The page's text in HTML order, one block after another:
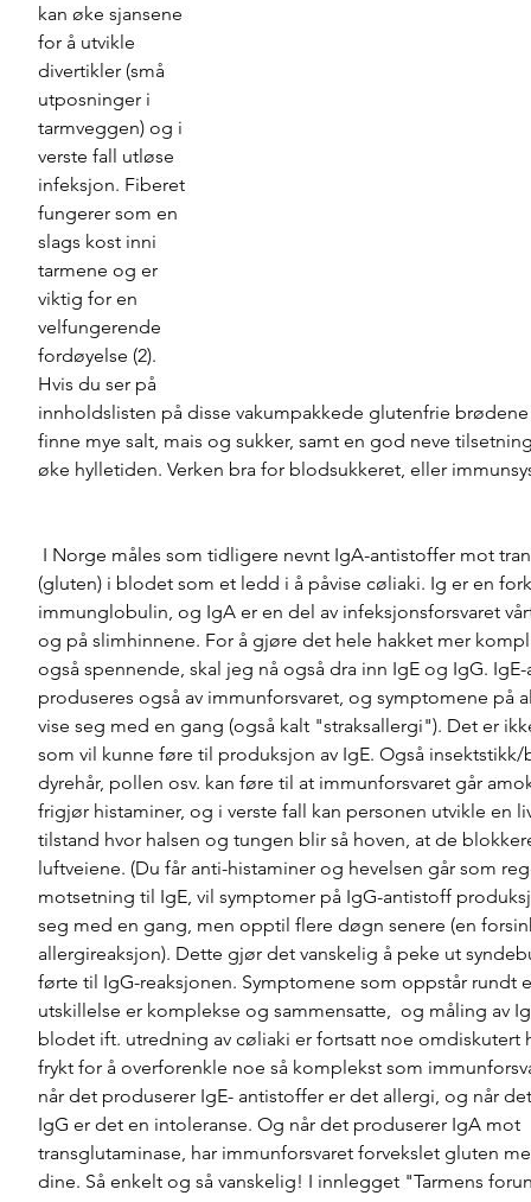
kan øke sjansene
for å utvikle
divertikler (små
utposninger i
tarmveggen) og i
verste fall utløse
infeksjon. Fiberet
fungerer som en
slags kost inni
tarmene og er
viktig for en
velfungerende
fordøyelse (2).
Hvis du ser på
innholdslisten på disse vakumpakkede glutenfrie
finne mye salt, mais og sukker, samt en god neve
øke hylletiden. Verken bra for blodsukkeret, eller
(gluten) i blodet som et ledd i å påvise cøliaki. Ig er en
immunglobulin, og IgA er en del av infeksjonsforsvaret
og på slimhinnene. For å gjøre det hele hakket mer
også spennende, skal jeg nå også dra inn IgE og IgG.
produseres også av immunforsvaret, og symptomene på
vise seg med en gang (også kalt "straksallergi"). Det er
som vil kunne føre til produksjon av IgE. Også
dyrehår, pollen osv. kan føre til at immunforsvaret går
frigjør histaminer, og i verste fall kan personen utvikle en
tilstand hvor halsen og tungen blir så hoven, at de
luftveiene. (Du får anti-histaminer og hevelsen går som
motsetning til IgE, vil symptomer på IgG-antistoff
seg med en gang, men opptil flere døgn senere (en
allergireaksjon). Dette gjør det vanskelig å peke ut
førte til IgG-reaksjonen. Symptomene som oppstår rundt
utskillelse er komplekse og sammensatte,  og måling av
blodet ift. utredning av cøliaki er fortsatt noe omdiskutert
frykt for å overforenkle noe så komplekst som
når det produserer IgE- antistoffer er det allergi, og når
IgG er det en intoleranse. Og når det produserer IgA mot
transglutaminase, har immunforsvaret forvekslet gluten
dine. Så enkelt og så vanskelig! I innlegget "Tarmens